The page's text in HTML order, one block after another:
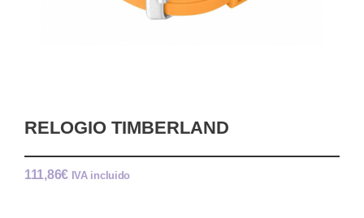
RELOGIO TIMBERLAND
111,86€ IVA incluido